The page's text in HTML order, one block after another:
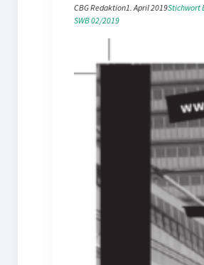
CBG Redaktion1. April 2019Stichwort
SWB 02/2019